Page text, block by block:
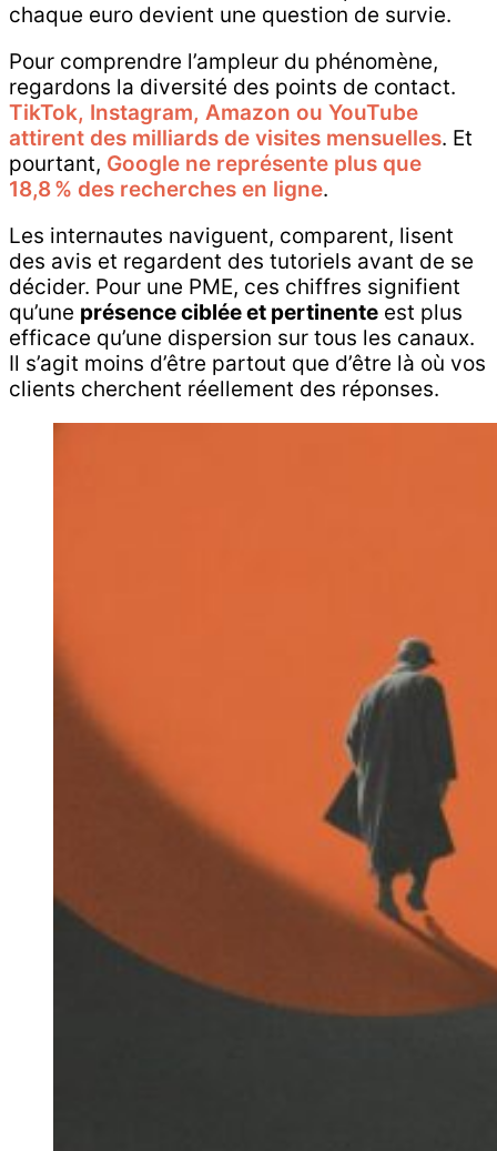
chaque euro devient une question de survie.
Pour comprendre l’ampleur du phénomène,
regardons la diversité des points de contact.
TikTok, Instagram, Amazon ou YouTube
attirent des milliards de visites mensuelles. Et
pourtant, Google ne représente plus que
18,8 % des recherches en ligne.
Les internautes naviguent, comparent, lisent
des avis et regardent des tutoriels avant de se
décider. Pour une PME, ces chiffres signifient
qu’une présence ciblée et pertinente est plus
efficace qu’une dispersion sur tous les canaux.
Il s’agit moins d’être partout que d’être là où vos
clients cherchent réellement des réponses.